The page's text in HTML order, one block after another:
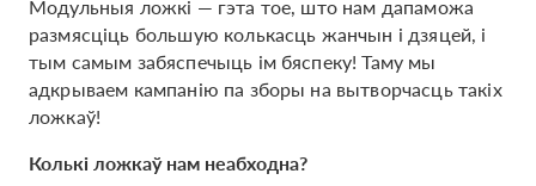
Модульныя ложкі — гэта тое, што нам дапаможа
размясціць большую колькасць жанчын і дзяцей, і
тым самым забяспечыць ім бяспеку! Таму мы
адкрываем кампанію па зборы на вытворчасць такіх
ложкаў!
Колькі ложкаў нам неабходна?